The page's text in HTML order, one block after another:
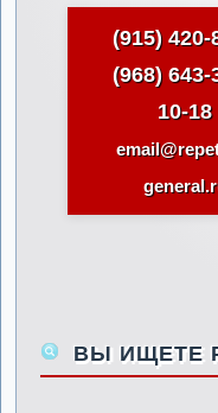
(915) 420-
(968) 643-
10-18
ВЫ ИЩЕТЕ